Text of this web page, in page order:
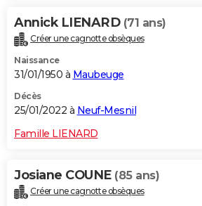
Annick LIENARD (71 ans)
Créer une cagnotte obsèques
Naissance
31/01/1950 à Maubeuge
Décès
25/01/2022 à Neuf-Mesnil
Famille LIENARD
Josiane COUNE (85 ans)
Créer une cagnotte obsèques